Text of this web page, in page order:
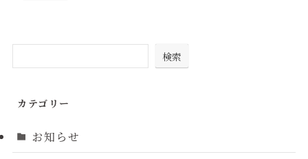
検索
カテゴリー
お知らせ